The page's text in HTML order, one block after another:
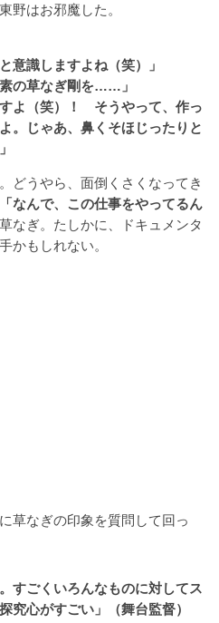
野はお邪魔した。
識しますよね（笑）」
の草なぎ剛を……」
よ（笑）！ そうやって、作っ
。じゃあ、鼻くそほじったりと
どうやら、面倒くさくなってき
「なんで、この仕事をやってるん
なぎ。たしかに、ドキュメンタ
かもしれない。
草なぎの印象を質問して回っ
すごくいろんなものに対してス
究心がすごい」（舞台監督）